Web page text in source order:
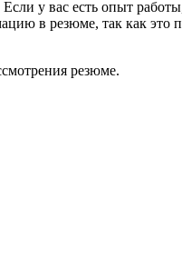
у вас есть опыт
в резюме, так как это
резюме.